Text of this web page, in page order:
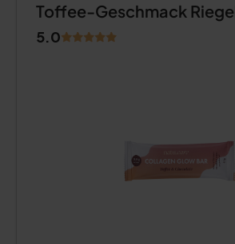
Toffee-Geschmack
5.0